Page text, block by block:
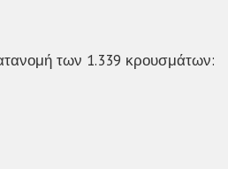
των 1.339 κρουσμάτων: